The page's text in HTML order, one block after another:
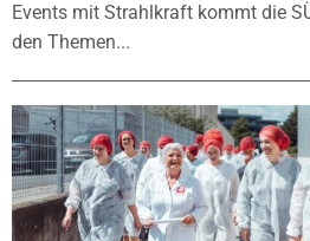
Events mit Strahlkraft kommt die
den Themen...